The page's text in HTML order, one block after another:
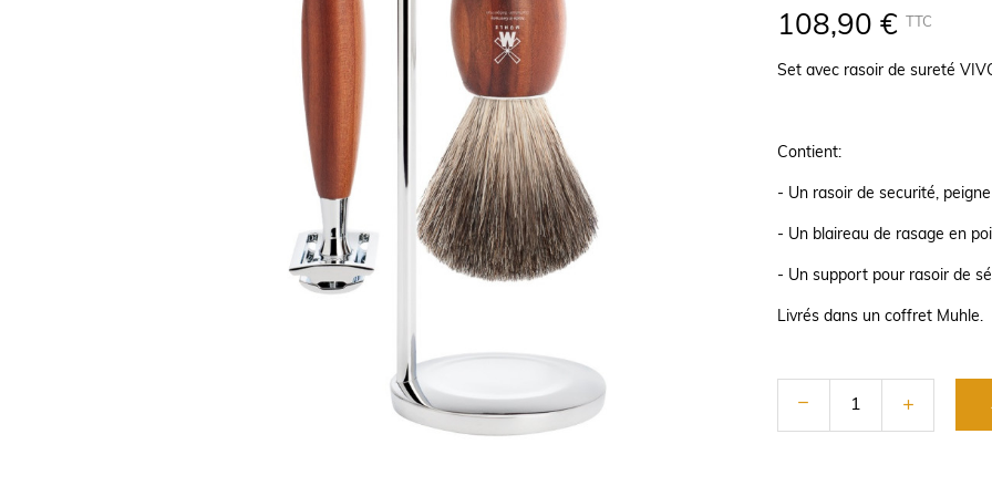
108,90 € TTC
Set avec rasoir de sureté
Contient:
- Un rasoir de securité,
- Un blaireau de rasage en
- Un support pour rasoir de
Livrés dans un coffret Muhle.